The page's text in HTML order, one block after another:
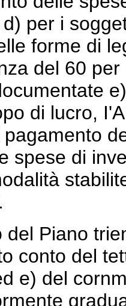
per i
forme di
del 60
di lucro,
spese di
del Piano
conto del
e) del